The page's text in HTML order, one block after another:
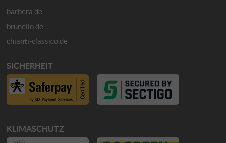
barbera.de
brunello.de
chianti-classico.de
SICHERHEIT
KLIMASCHUTZ